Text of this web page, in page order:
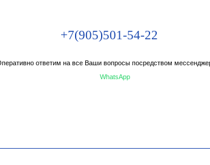
+7(905)501-54-22
ответим на все Ваши вопросы посредством
WhatsApp